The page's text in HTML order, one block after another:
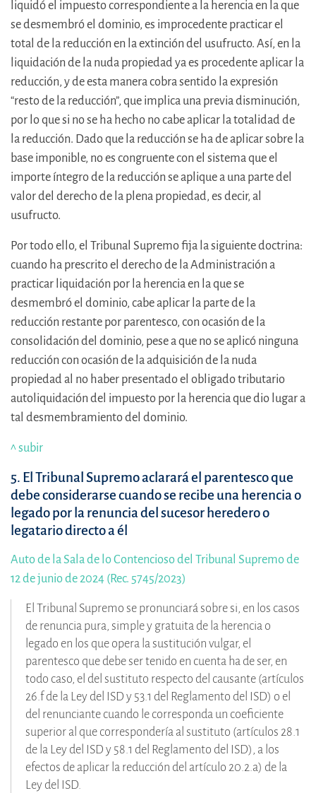
liquidó el impuesto correspondiente a la herencia en la que
se desmembró el dominio, es improcedente practicar el
total de la reducción en la extinción del usufructo. Así, en la
liquidación de la nuda propiedad ya es procedente aplicar la
reducción, y de esta manera cobra sentido la expresión
“resto de la reducción”, que implica una previa disminución,
por lo que si no se ha hecho no cabe aplicar la totalidad de
la reducción. Dado que la reducción se ha de aplicar sobre la
base imponible, no es congruente con el sistema que el
importe íntegro de la reducción se aplique a una parte del
valor del derecho de la plena propiedad, es decir, al
usufructo.
Por todo ello, el Tribunal Supremo fija la siguiente doctrina:
cuando ha prescrito el derecho de la Administración a
practicar liquidación por la herencia en la que se
desmembró el dominio, cabe aplicar la parte de la
reducción restante por parentesco, con ocasión de la
consolidación del dominio, pese a que no se aplicó ninguna
reducción con ocasión de la adquisición de la nuda
propiedad al no haber presentado el obligado tributario
autoliquidación del impuesto por la herencia que dio lugar a
tal desmembramiento del dominio.
^ subir
5. El Tribunal Supremo aclarará el parentesco que
debe considerarse cuando se recibe una herencia o
legado por la renuncia del sucesor heredero o
legatario directo a él
Auto de la Sala de lo Contencioso del Tribunal Supremo de
12 de junio de 2024 (Rec. 5745/2023)
El Tribunal Supremo se pronunciará sobre si, en los casos
de renuncia pura, simple y gratuita de la herencia o
legado en los que opera la sustitución vulgar, el
parentesco que debe ser tenido en cuenta ha de ser, en
todo caso, el del sustituto respecto del causante (artículos
26.f de la Ley del ISD y 53.1 del Reglamento del ISD) o el
del renunciante cuando le corresponda un coeficiente
superior al que correspondería al sustituto (artículos 28.1
de la Ley del ISD y 58.1 del Reglamento del ISD), a los
efectos de aplicar la reducción del artículo 20.2.a) de la
Ley del ISD.